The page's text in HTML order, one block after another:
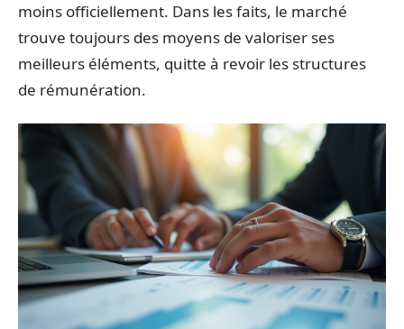
moins officiellement. Dans les faits, le marché
trouve toujours des moyens de valoriser ses
meilleurs éléments, quitte à revoir les structures
de rémunération.